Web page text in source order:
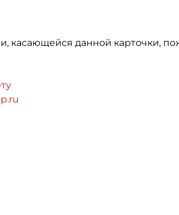
касающейся данной карточки,